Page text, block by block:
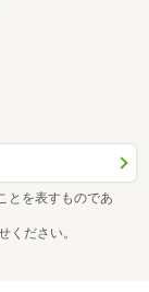
とを表すものであ
ください。